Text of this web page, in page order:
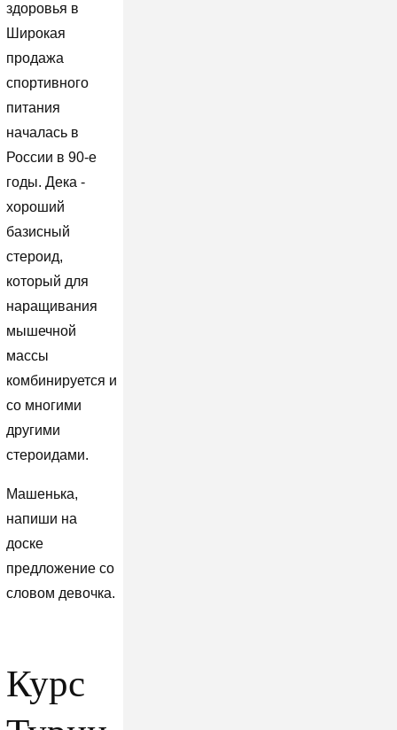
здоровья в
Широкая
продажа
спортивного
питания
началась в
России в 90-е
годы. Дека -
хороший
базисный
стероид,
который для
наращивания
мышечной
массы
комбинируется и
со многими
другими
стероидами.
Машенька,
напиши на
доске
предложение со
словом девочка.
Курс